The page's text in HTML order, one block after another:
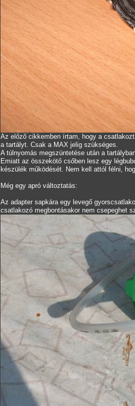
Az előző cikkemben írtam, hogy a
a tartályt. Csak a MAX jelig szükséges.
A túlnyomás megszüntetése után a
Emiatt az összekötő csőben lesz egy
készülék működését. Nem kell attól félni,
Még egy apró változtatás:
Az adapter sapkára egy levegő
csatlakozó megbontásakor nem csepeghet